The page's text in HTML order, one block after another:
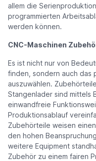
allem die
programmierten
werden können.
CNC-Maschinen
Es ist nicht nur von
finden, sondern auch das
auszuwählen.
Stangenlader sind mittels
einwandfreie
Produktionsablauf
Zubehörteile weisen
den hohen
weitere Equipment
Zubehör zu einem fairen